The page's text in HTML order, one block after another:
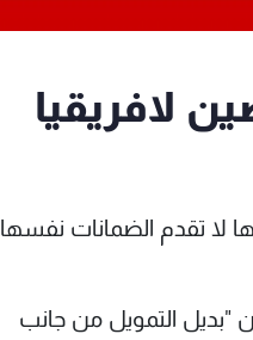
لافريقيا
لا تقدم الضمانات نفسها
"بديل التمويل من جانب